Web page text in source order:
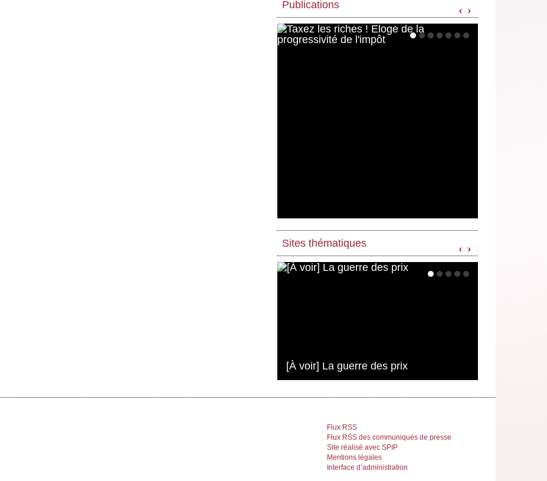
Publications ‹ ›
Sites thématiques
[À voir] La guerre des prix
‹ ›
Flux RSS
Flux RSS des communiqués de presse
Site réalisé avec SPIP
Mentions légales
Interface d’administration